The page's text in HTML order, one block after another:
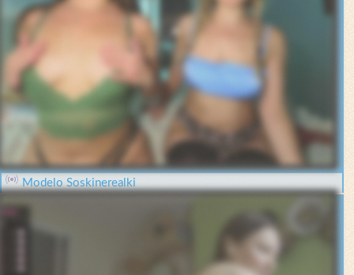
Modelo Soskinerealki